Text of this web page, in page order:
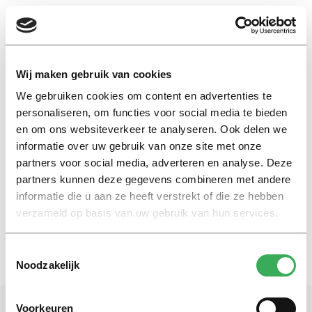
Wij maken gebruik van cookies
We gebruiken cookies om content en advertenties te
personaliseren, om functies voor social media te bieden
en om ons websiteverkeer te analyseren. Ook delen we
informatie over uw gebruik van onze site met onze
partners voor social media, adverteren en analyse. Deze
partners kunnen deze gegevens combineren met andere
informatie die u aan ze heeft verstrekt of die ze hebben
verzameld op basis van uw gebruik van hun services.
Noodzakelijk
Voorkeuren
EN
supporters
Eefje Wentelteefje
Willem II-supporters krijgen
cadeau van de gemeente
28 september 2020